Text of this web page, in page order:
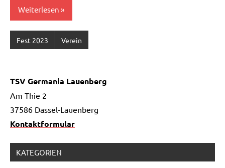
Weiterlesen
Fest 2023 Verein
TSV Germania Lauenberg
Am Thie 2
37586 Dassel-Lauenberg
Kontaktformular
KATEGORIEN